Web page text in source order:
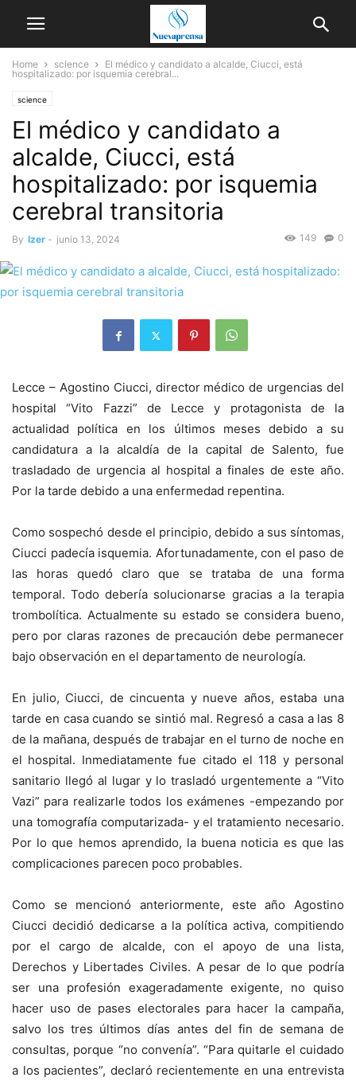
Home science
El médico y candidato a alcalde, Ciucci, está
hospitalizado: por isquemia cerebral...
science
El médico y candidato a
alcalde, Ciucci, está
hospitalizado: por isquemia
cerebral transitoria
By Izer - junio 13, 2024 0
149
Lecce – Agostino Ciucci, director médico de urgencias del
hospital “Vito Fazzi” de Lecce y protagonista de la
actualidad política en los últimos meses debido a su
candidatura a la alcaldía de la capital de Salento, fue
trasladado de urgencia al hospital a finales de este año.
Por la tarde debido a una enfermedad repentina.
Como sospechó desde el principio, debido a sus síntomas,
Ciucci padecía isquemia. Afortunadamente, con el paso de
las horas quedó claro que se trataba de una forma
temporal. Todo debería solucionarse gracias a la terapia
trombolítica. Actualmente su estado se considera bueno,
pero por claras razones de precaución debe permanecer
bajo observación en el departamento de neurología.
En julio, Ciucci, de cincuenta y nueve años, estaba una
tarde en casa cuando se sintió mal. Regresó a casa a las 8
de la mañana, después de trabajar en el turno de noche en
el hospital. Inmediatamente fue citado el 118 y personal
sanitario llegó al lugar y lo trasladó urgentemente a “Vito
Vazi” para realizarle todos los exámenes -empezando por
una tomografía computarizada- y el tratamiento necesario.
Por lo que hemos aprendido, la buena noticia es que las
complicaciones parecen poco probables.
Como se mencionó anteriormente, este año Agostino
Ciucci decidió dedicarse a la política activa, compitiendo
por el cargo de alcalde, con el apoyo de una lista,
Derechos y Libertades Civiles. A pesar de lo que podría
ser una profesión exageradamente exigente, no quiso
hacer uso de pases electorales para hacer la campaña,
salvo los tres últimos días antes del fin de semana de
consultas, porque “no convenía”. “Para quitarle el cuidado
a los pacientes”, declaró recientemente en una entrevista